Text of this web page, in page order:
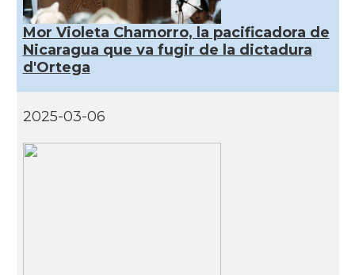
Mor Violeta Chamorro, la pacificadora de
Nicaragua que va fugir de la dictadura
d'Ortega
2025-03-06